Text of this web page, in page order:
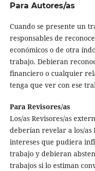
Para Autores/as
Cuando se presente un
responsables de
económicos o de otra
trabajo. Debieran
financiero o cualquier
tenga que ver con ese
Para Revisores/as
Los/as Revisores/as
deberían revelar a los/as
intereses que pudiera
trabajo y debieran
trabajos si lo estiman